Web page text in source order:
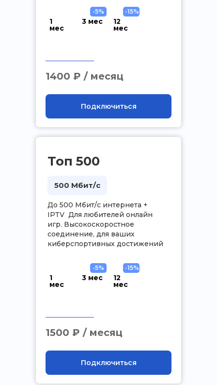
1400 ₽ / месяц
Подключиться
1
мес
3 мес
-5%
12
мес
-15%
.
Подключиться
Топ 500
До 500 Мбит/с интернета +
IPTV Для любителей онлайн
игр. Высокоскоростное
соединение, для ваших
киберспортивных достижений
1
мес
.
1500 ₽ / месяц
500 Мбит/с
3 мес
-5%
12
мес
-15%